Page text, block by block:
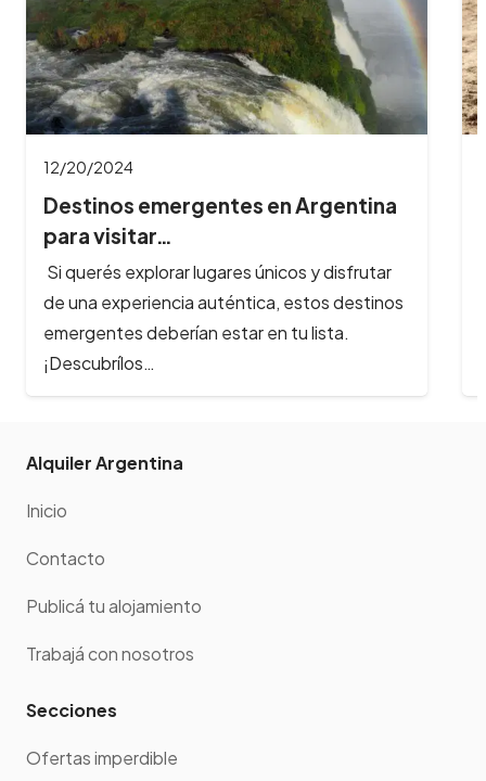
12/16/2024
Explorá Mendoza a Caballo:
Cabalgatas por Viñ…
Si estás buscando una forma diferente de
explorar esta provincia, las cabalgatas por
viñedos y montañas ofrecen una experiencia
inolvidable.…
Alquiler Argentina
Inicio
Contacto
Publicá tu alojamiento
Trabajá con nosotros
Secciones
Ofertas imperdible